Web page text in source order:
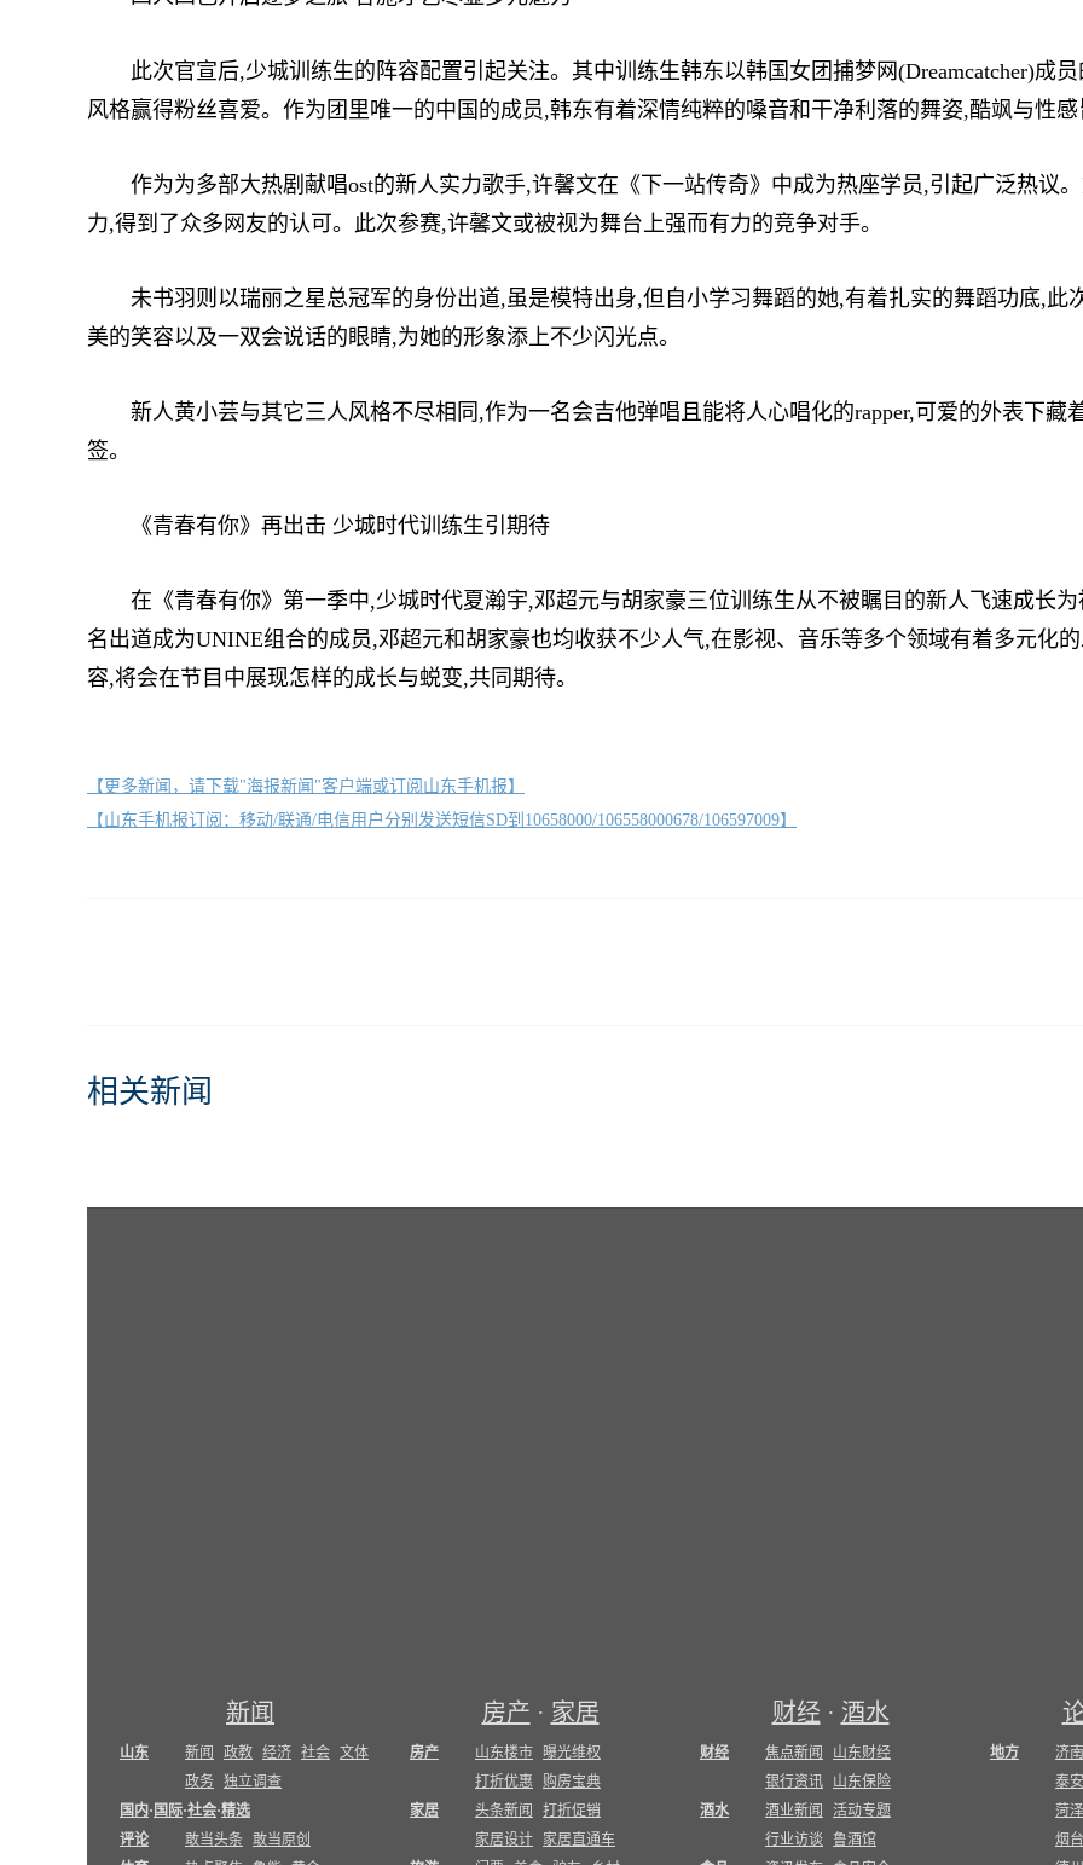
此次官宣后,少城训练生的阵容配置引起关注。其中训练生韩东以韩国女团捕梦网(Dreamcatcher)成
风格赢得粉丝喜爱。作为团里唯一的中国的成员,韩东有着深情纯粹的嗓音和干净利落的舞姿,酷飒与性
作为为多部大热剧献唱ost的新人实力歌手,许馨文在《下一站传奇》中成为热座学员,引起广泛热议
力,得到了众多网友的认可。此次参赛,许馨文或被视为舞台上强而有力的竞争对手。
未书羽则以瑞丽之星总冠军的身份出道,虽是模特出身,但自小学习舞蹈的她,有着扎实的舞蹈功底,此
美的笑容以及一双会说话的眼睛,为她的形象添上不少闪光点。
新人黄小芸与其它三人风格不尽相同,作为一名会吉他弹唱且能将人心唱化的rapper,可爱的外表下藏
签。
《青春有你》再出击 少城时代训练生引期待
在《青春有你》第一季中,少城时代夏瀚宇,邓超元与胡家豪三位训练生从不被瞩目的新人飞速成长为
名出道成为UNINE组合的成员,邓超元和胡家豪也均收获不少人气,在影视、音乐等多个领域有着多元化
容,将会在节目中展现怎样的成长与蜕变,共同期待。
【更多新闻，请下载"海报新闻"客户端或订阅山东手机报】
【山东手机报订阅：移动/联通/电信用户分别发送短信SD到10658000/106558000678/106597009】
相关新闻
新闻
山东 新闻 政教 经济 社会 文体
政务 独立调查
国内 · 国际·社会·精选
评论
敢当头条 敢当原创
房产 · 家居
房产 山东楼市
曝光维权
打折优惠
购房宝典
家居
头条新闻
打折促销
家居设计
家居直通车
财经 · 酒水
财经 焦点新闻
山东财经
银行资讯
山东保险
酒水
酒业新闻
活动专题
行业访谈
鲁酒馆
地方
济南
泰安
菏泽
烟台